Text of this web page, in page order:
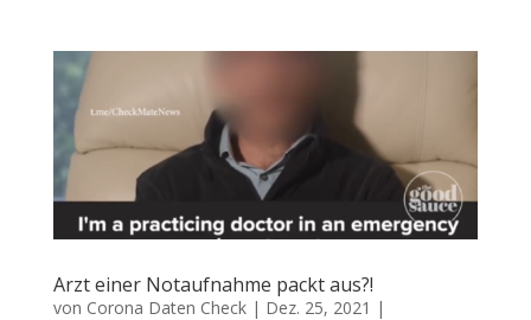
Arzt einer Notaufnahme packt aus?!
von Corona Daten Check| Dez. 25, 2021 |